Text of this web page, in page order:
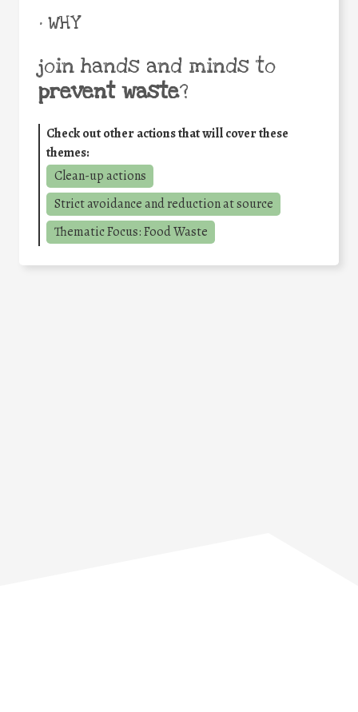
• WHY
join hands and minds to
prevent waste?
Check out other actions that will cover these
themes:
Clean-up actions
Strict avoidance and reduction at source
Thematic Focus: Food Waste